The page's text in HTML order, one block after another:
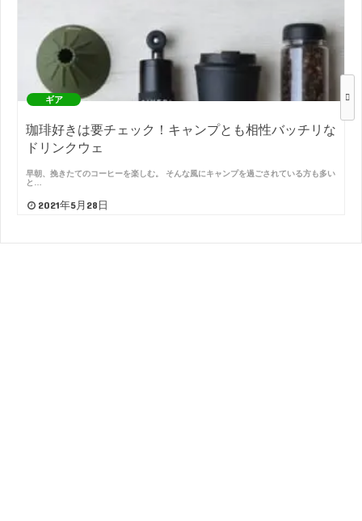
ギア
珈琲好きは要チェック！キャンプとも相性バッチリな
ドリンクウェ
早朝、挽きたてのコーヒーを楽しむ。 そんな風にキャンプを過ごされている方も多い
と…
2021年5月28日